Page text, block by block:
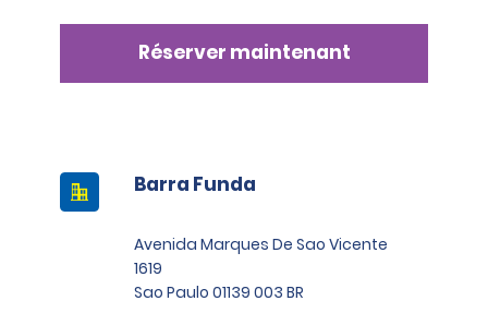
Réserver maintenant
Barra Funda
Avenida Marques De Sao Vicente
1619
Sao Paulo 01139 003 BR